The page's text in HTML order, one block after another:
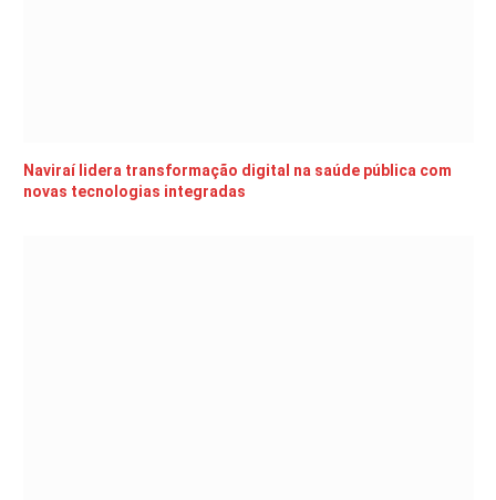
Naviraí lidera transformação digital na saúde pública com
novas tecnologias integradas